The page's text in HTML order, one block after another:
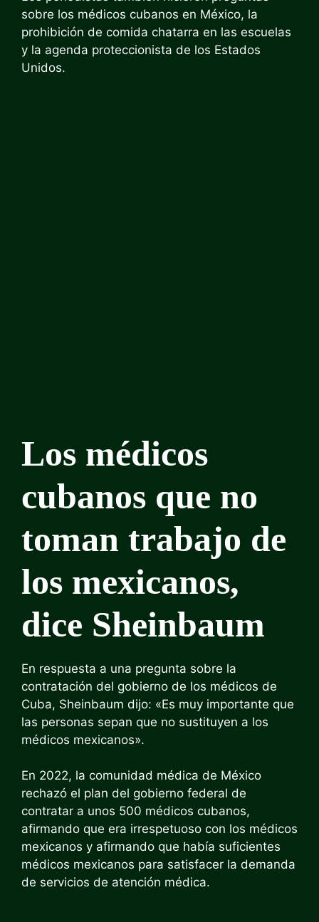
sobre los médicos cubanos en México, la
prohibición de comida chatarra en las escuelas
y la agenda proteccionista de los Estados
Unidos.
Los médicos
cubanos que no
toman trabajo de
los mexicanos,
dice Sheinbaum
En respuesta a una pregunta sobre la
contratación del gobierno de los médicos de
Cuba, Sheinbaum dijo: «Es muy importante que
las personas sepan que no sustituyen a los
médicos mexicanos».
En 2022, la comunidad médica de México
rechazó el plan del gobierno federal de
contratar a unos 500 médicos cubanos,
afirmando que era irrespetuoso con los médicos
mexicanos y afirmando que había suficientes
médicos mexicanos para satisfacer la demanda
de servicios de atención médica.